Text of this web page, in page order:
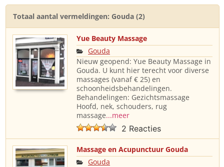
Totaal aantal vermeldingen: Gouda (2)
Yue Beauty Massage
Gouda
Nieuw geopend: Yue Beauty Massage in
Gouda. U kunt hier terecht voor diverse
massages (vanaf € 25) en
schoonheidsbehandelingen.
Behandelingen: Gezichtsmassage
Hoofd, nek, schouders, rug
massage...meer
2 Reacties
Massage en Acupunctuur Gouda
Gouda